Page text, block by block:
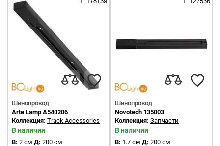
Шинопровод
Arte Lamp A540206
Коллекция: Track Accessories
В наличии
В: 2 см Д: 200 см
Шинопровод
Novotech 135003
Коллекция: Запчасти
В наличии
В: 1.7 см Д: 200 см